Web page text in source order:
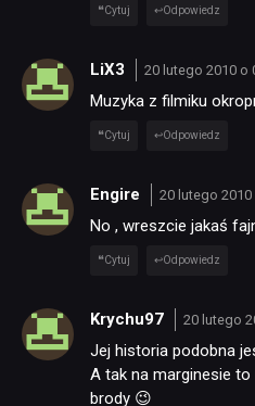
Cytuj Odpowiedz
LiX3 20 lutego 2010 o
Muzyka z filmiku
Cytuj Odpowiedz
Engire 20 lutego 2010
No , wreszcie jakaś
Cytuj Odpowiedz
Krychu97 20 lutego
Jej historia podobna
A tak na marginesie to
brody 😉